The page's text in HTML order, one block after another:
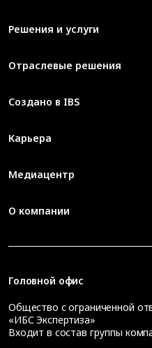
Решения и услуги
Отраслевые решения
Создано в IBS
Карьера
Медиацентр
О компании
Головной офис
Общество с ограниченной
«ИБС Экспертиза»
Входит в состав группы